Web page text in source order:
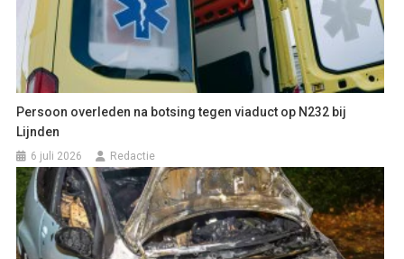
Persoon overleden na botsing tegen viaduct op N232 bij
Lijnden
6 juli 2026 Redactie